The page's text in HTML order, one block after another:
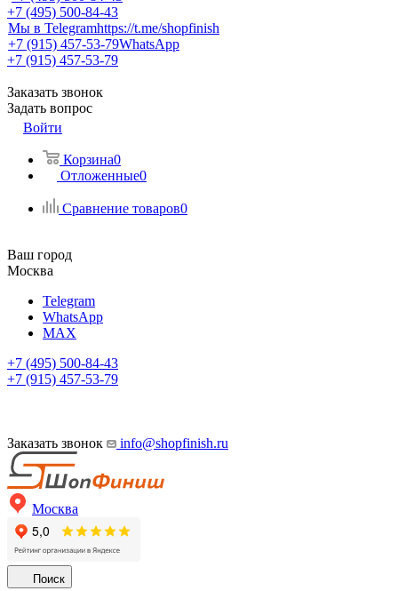
+7 (495) 500-84-43
Мы в Telegramhttps://t.me/shopfinish
+7 (915) 457-53-79WhatsApp
+7 (915) 457-53-79
Заказать звонок
Задать вопрос
Войти
Корзина0
Отложенные0
Сравнение товаров0
Ваш город
Москва
Telegram
WhatsApp
MAX
+7 (495) 500-84-43
+7 (915) 457-53-79
Заказать звонок info@shopfinish.ru
Москва
Поиск